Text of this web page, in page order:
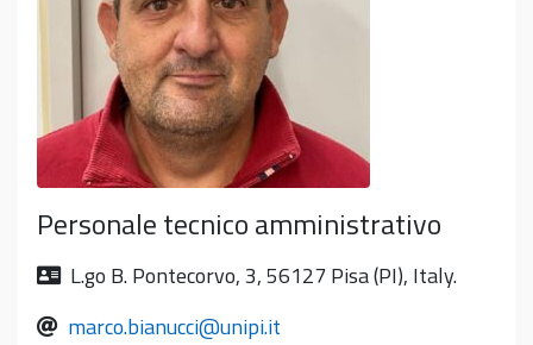
Personale tecnico amministrativo
L.go B. Pontecorvo, 3, 56127 Pisa (PI), Italy.
marco.bianucci@unipi.it